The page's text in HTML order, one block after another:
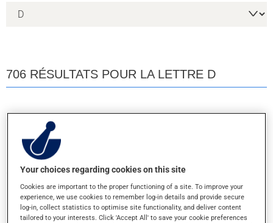
706 RÉSULTATS POUR LA LETTRE D
DANDRUFF 2 EN 1
1% - SHAMPOOING
Your choices regarding cookies on this site
Cookies are important to the proper functioning of a site. To improve your
experience, we use cookies to remember log-in details and provide secure
log-in, collect statistics to optimise site functionality, and deliver content
tailored to your interests. Click 'Accept All' to save your cookie preferences